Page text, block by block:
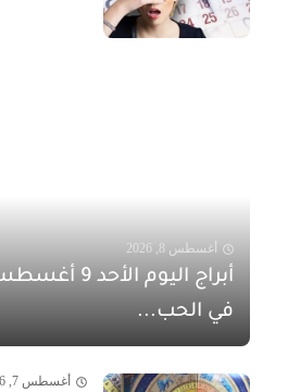
أغسطس 8, 2026
في الحب...
أغسطس 7, 2026